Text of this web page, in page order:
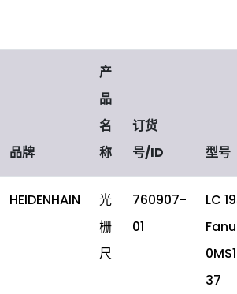
品牌
产
品
名
称
订货
号/ID
型号
HEIDENHAIN
光
栅
尺
760907-
01
LC
37